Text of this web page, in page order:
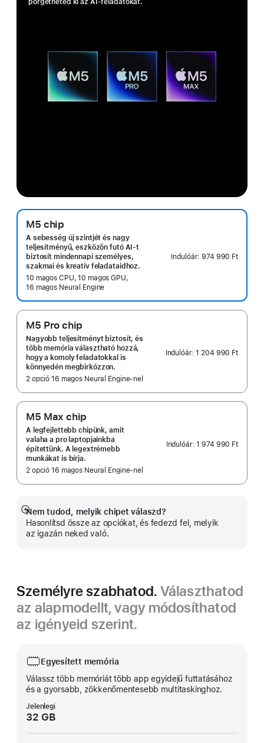
pörget­he­ted ki az AI‑feladatokat.
M5 chip
A sebesség új szintjét és nagy
teljesítményű, eszközön futó AI-t
biztosít mindennapi személyes,
szakmai és kreatív feladataidhoz.
10 magos CPU, 10 magos GPU,
16 magos Neural Engine
Indulóár:974 990 Ft
M5 Pro chip
Nagyobb teljesítményt biztosít, és
több memória választható hozzá,
hogy a komoly feladatokkal is
könnyedén megbirkózzon.
2 opció 16 magos Neural Engine‑nel
Indulóár:1 204 990 Ft
M5 Max chip
A leg­fejlettebb chipünk, amit
valaha a pro laptop­jaink­ba
építettünk. A legextrémebb
munkákat is bírja.
2 opció 16 magos Neural Engine‑nel
Indulóár:1 974 990 Ft
Nem tudod, melyik chipet válaszd?
Hasonlítsd össze az opciókat, és fedezd fel, melyik
az igazán neked való.
Bővebb
információ
Személyre szabhatod. Választhatod
az alapmodellt, vagy módosíthatod
az igényeid szerint.
Egyesített memória
Válassz több memóriát több app egyidejű futtatásához
és a gyorsabb, zökkenő­mentesebb multi­taskinghoz.
Jelenlegi
32 GB